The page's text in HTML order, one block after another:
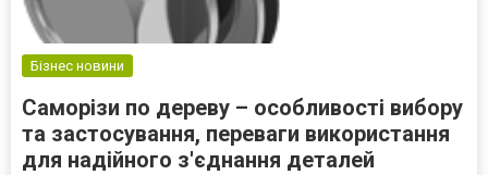
Бізнес новини
Саморізи по дереву – особливості вибору
та застосування, переваги використання
для надійного з'єднання деталей